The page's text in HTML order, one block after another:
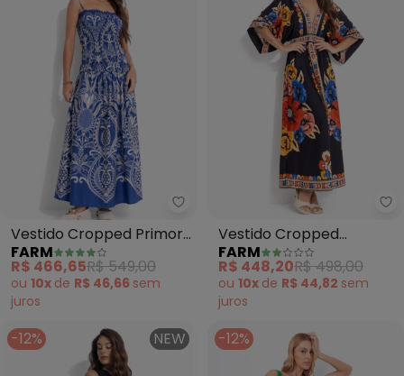
Farm - Vestido Cropped
Vestido Cropped Primor
de Abacaxi (Azul)
FARM
R$ 466,65R$ 549,00
ou 10x de R$ 46,66 sem
juros
Vestido Cropped
Antuerpia Lenço (Preto)
FARM
R$ 448,20R$ 498,00
ou 10x de R$ 44,82 sem
juros
-12% NEW -12%